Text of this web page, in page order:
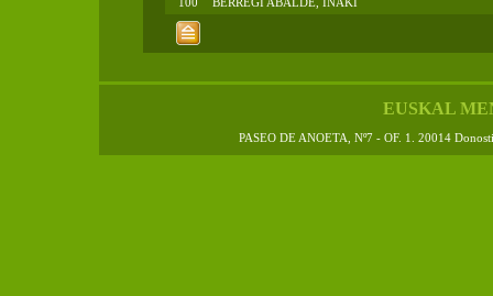
EUSKAL
PASEO DE ANOETA, Nº7 - OF. 1. 20014